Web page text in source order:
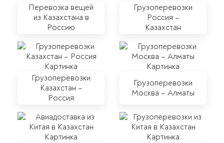
Перевозка вещей
из Казахстана в
Россию
Грузоперевозки
Россия –
Казахстан
Грузоперевозки
Казахстан –
Россия
Грузоперевозки
Москва – Алматы